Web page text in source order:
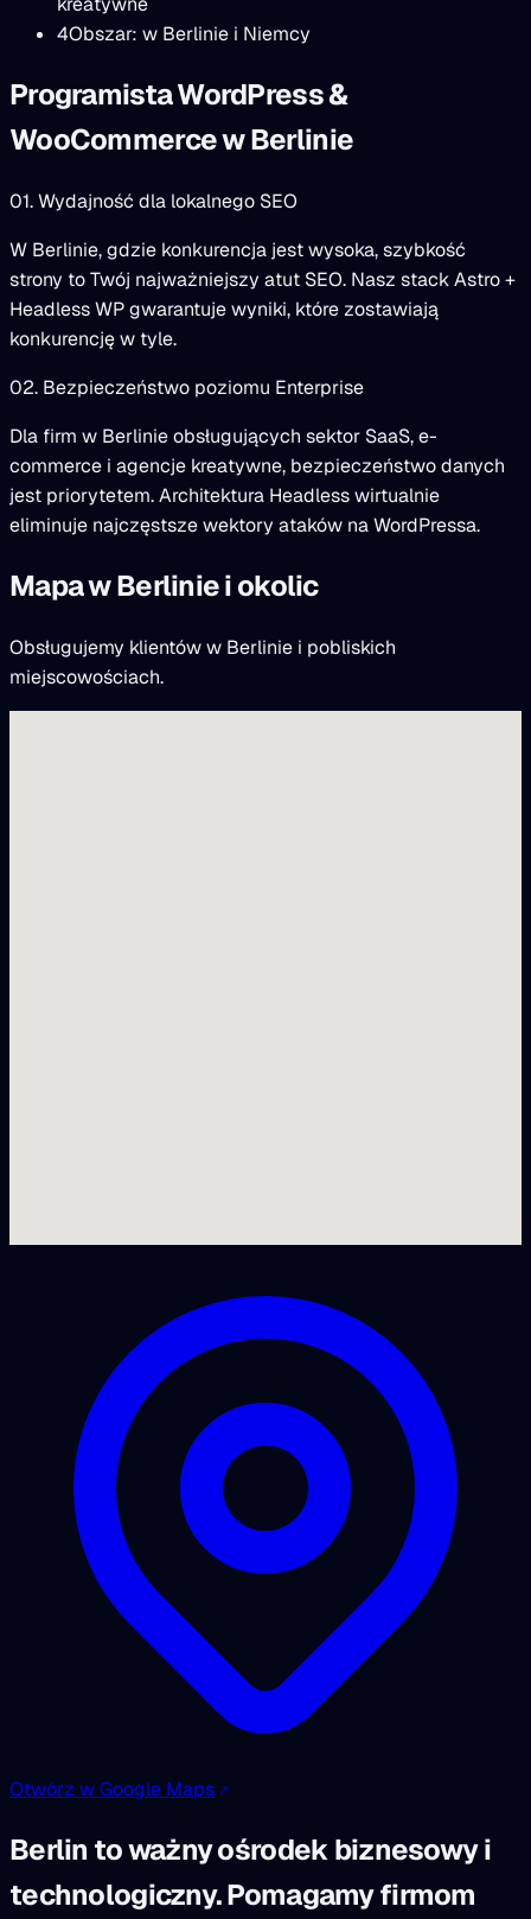
4Obszar: w Berlinie i Niemcy
Programista WordPress &
WooCommerce w Berlinie
01. Wydajność dla lokalnego SEO
W Berlinie, gdzie konkurencja jest wysoka, szybkość
strony to Twój najważniejszy atut SEO. Nasz stack Astro +
Headless WP gwarantuje wyniki, które zostawiają
konkurencję w tyle.
02. Bezpieczeństwo poziomu Enterprise
Dla firm w Berlinie obsługujących sektor SaaS, e-
commerce i agencje kreatywne, bezpieczeństwo danych
jest priorytetem. Architektura Headless wirtualnie
eliminuje najczęstsze wektory ataków na WordPressa.
Mapa w Berlinie i okolic
Obsługujemy klientów w Berlinie i pobliskich
miejscowościach.
Otwórz w Google Maps
Berlin to ważny ośrodek biznesowy i
technologiczny. Pomagamy firmom